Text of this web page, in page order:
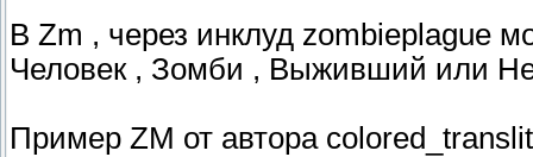
В Zm , через инклуд zombieplague
Человек , Зомби , Выживший или
Пример ZM от автора colored_translit